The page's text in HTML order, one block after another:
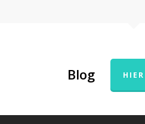
Blog